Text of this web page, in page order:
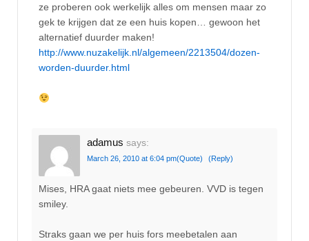
ze proberen ook werkelijk alles om mensen maar zo
gek te krijgen dat ze een huis kopen… gewoon het
alternatief duurder maken!
http://www.nuzakelijk.nl/algemeen/2213504/dozen-
worden-duurder.html
adamus says:
March 26, 2010 at 6:04 pm(Quote) (Reply)
Mises, HRA gaat niets mee gebeuren. VVD is tegen
smiley.
Straks gaan we per huis fors meebetalen aan